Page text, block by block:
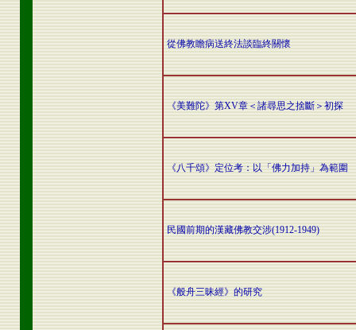
從佛教瞻病送終法談臨終關懷
《美難陀》第XV章＜諸尋思之捨斷＞初探
《八千頌》定位考：以「佛力加持」為範圍
民國前期的漢藏佛教交涉(1912-1949)
《般舟三昧經》的研究